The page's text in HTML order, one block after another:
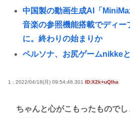
中国製の動画生成AI「
音楽の参照機能搭載でディー
に。終わりの始まりか
ペルソナ、お尻ゲームnikke
韓国人「日本に旅行に来て実
ガールズバンドにハマってる
1 : 2022/04/18(月) 09:54:46.301 ID:X2k+uQIha
ちゃんと心がこもったものでし